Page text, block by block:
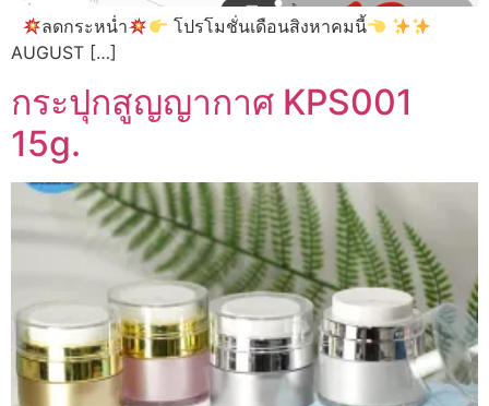
ลดกระหน่ำ
โปรโมชั่นเดือนสิงหาคมนี้
AUGUST […]
กระปุกสูญญากาศ KPS001
15g.